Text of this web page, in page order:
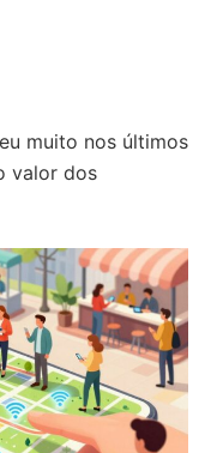
muito nos últimos
valor dos